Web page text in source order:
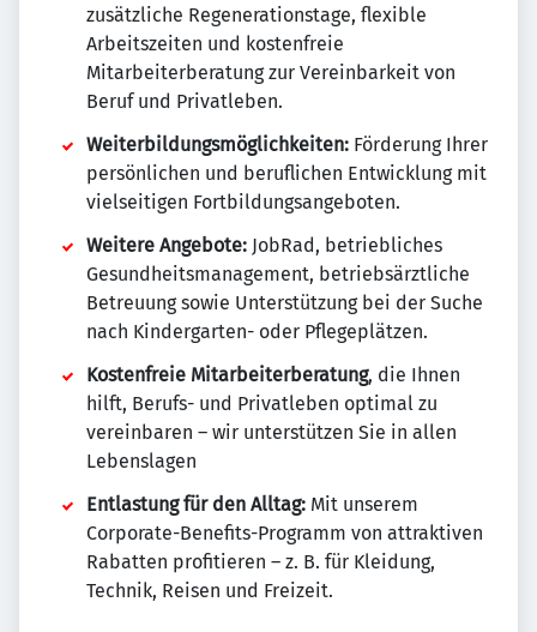
zusätzliche Regenerationstage, flexible
Arbeitszeiten und kostenfreie
Mitarbeiterberatung zur Vereinbarkeit von
Beruf und Privatleben.
Weiterbildungsmöglichkeiten: Förderung Ihrer
persönlichen und beruflichen Entwicklung mit
vielseitigen Fortbildungsangeboten.
Weitere Angebote: JobRad, betriebliches
Gesundheitsmanagement, betriebsärztliche
Betreuung sowie Unterstützung bei der Suche
nach Kindergarten- oder Pflegeplätzen.
Kostenfreie Mitarbeiterberatung, die Ihnen
hilft, Berufs- und Privatleben optimal zu
vereinbaren – wir unterstützen Sie in allen
Lebenslagen
Entlastung für den Alltag: Mit unserem
Corporate-Benefits-Programm von attraktiven
Rabatten profitieren – z. B. für Kleidung,
Technik, Reisen und Freizeit.